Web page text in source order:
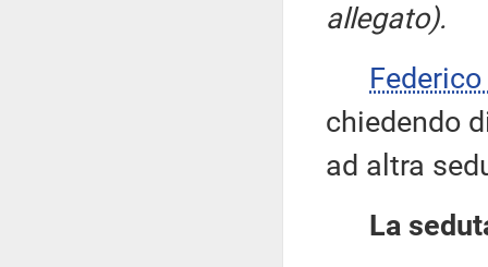
allegato).
chiedendo
ad altra
La